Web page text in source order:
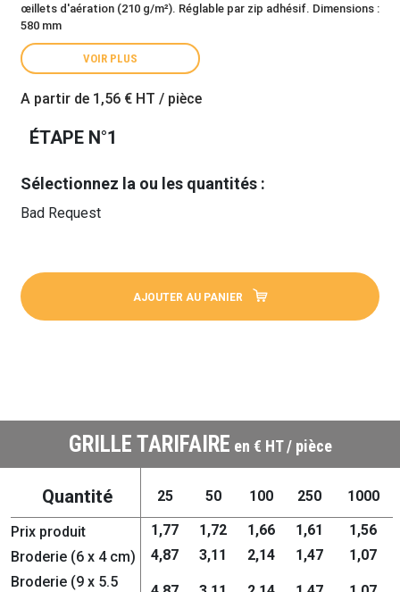
œillets d'aération (210 g/m²). Réglable par zip adhésif. Dimensions :
580 mm
VOIR PLUS
A partir de 1,56 € HT / pièce
ÉTAPE N°1
Sélectionnez la ou les quantités :
Bad Request
AJOUTER AU PANIER
GRILLE TARIFAIRE en € HT / pièce
Quantité 25 50 100 250 1000
Prix produit 1,77 1,72 1,66 1,61
1,56
Broderie (6 x 4 cm)
4,87 3,11 2,14 1,47
1,07
Broderie (9 x 5.5